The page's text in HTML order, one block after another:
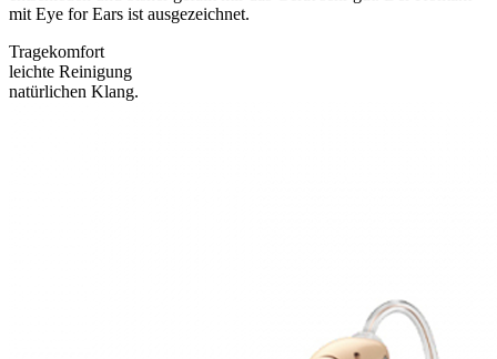
mit Eye for Ears ist ausgezeichnet.
Tragekomfort
leichte Reinigung
natürlichen Klang.